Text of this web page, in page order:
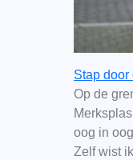
Stap door
Op de
oog in
Zelf wist